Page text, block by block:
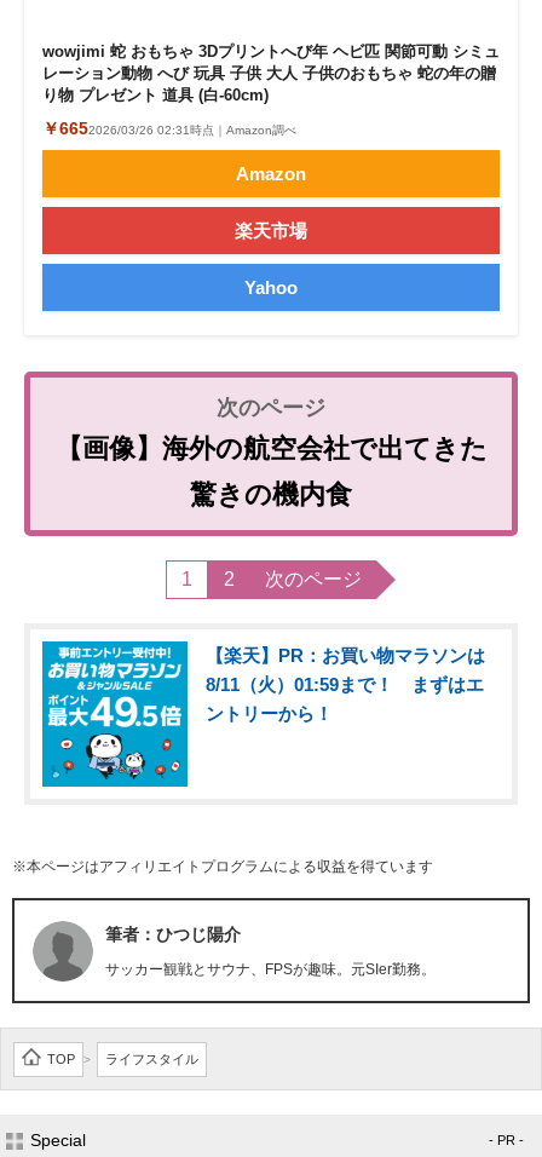
wowjimi 蛇 おもちゃ 3Dプリントへび年 ヘビ匹 関節可動 シミュ
レーション動物 へび 玩具 子供 大人 子供のおもちゃ 蛇の年の贈
り物 プレゼント 道具 (白-60cm)
￥6652026/03/26 02:31時点｜Amazon調べ
Amazon
楽天市場
Yahoo
【画像】海外の航空会社で出てきた
驚きの機内食
1 2 次のページ
【楽天】PR：お買い物マラソンは
8/11（火）01:59まで！ まずはエ
ントリーから！
※本ページはアフィリエイトプログラムによる収益を得ています
筆者：ひつじ陽介
サッカー観戦とサウナ、FPSが趣味。元SIer勤務。
TOP > ライフスタイル
Special - PR -